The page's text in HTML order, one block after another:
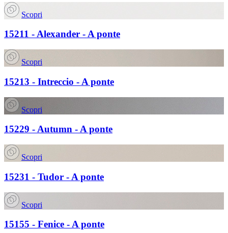
Scopri
15211 - Alexander - A ponte
Scopri
15213 - Intreccio - A ponte
Scopri
15229 - Autumn - A ponte
Scopri
15231 - Tudor - A ponte
Scopri
15155 - Fenice - A ponte